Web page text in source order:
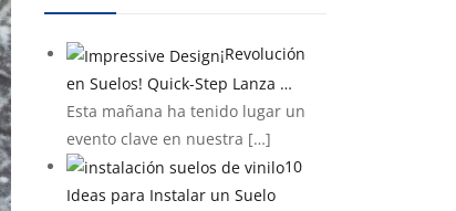
¡Revolución
en Suelos! Quick-Step Lanza …
Esta mañana ha tenido lugar un
evento clave en nuestra […]
10
Ideas para Instalar un Suelo